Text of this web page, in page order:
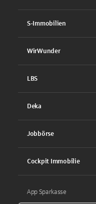
S-Immobilien
WirWunder
LBS
Deka
Jobbörse
Cockpit Immobilie
App Sparkasse